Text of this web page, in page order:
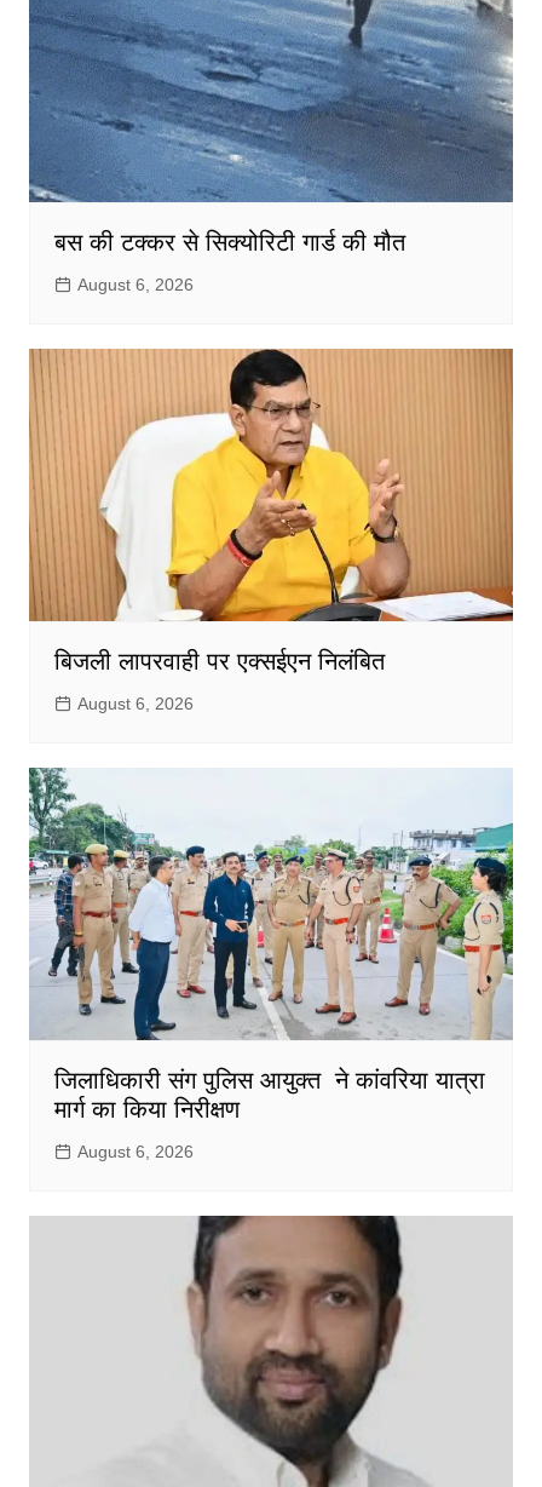
बस की टक्कर से सिक्योरिटी गार्ड की मौत
August 6, 2026
बिजली लापरवाही पर एक्सईएन निलंबित
August 6, 2026
जिलाधिकारी संग पुलिस आयुक्त ने कांवरिया यात्रा
मार्ग का किया निरीक्षण
August 6, 2026